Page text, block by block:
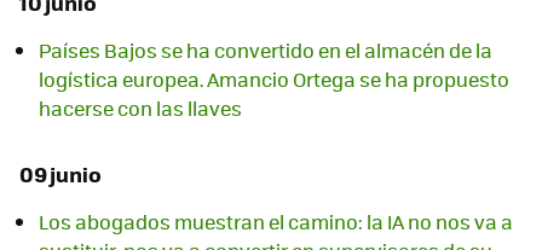
Países Bajos se ha convertido en el almacén de la
logística europea. Amancio Ortega se ha propuesto
hacerse con las llaves
09 junio
Los abogados muestran el camino: la IA no nos va a